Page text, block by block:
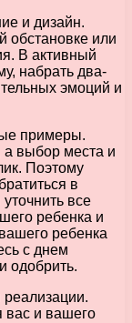
и дизайн.
или
В активный
набрать два-
эмоций и
примеры.
выбор места и
Поэтому
в
все
ребенка и
ребенка
с днем
одобрить.
вас и вашего